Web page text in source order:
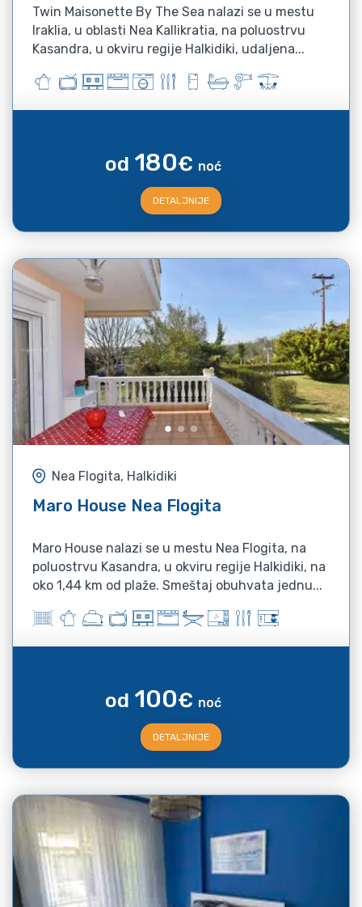
Twin Maisonette By The Sea nalazi se u mestu
Iraklia, u oblasti Nea Kallikratia, na poluostrvu
Kasandra, u okviru regije Halkidiki, udaljena...
od 180€ noć
DETALJNIJE
Nea Flogita, Halkidiki
Maro House Nea Flogita
Maro House nalazi se u mestu Nea Flogita, na
poluostrvu Kasandra, u okviru regije Halkidiki, na
oko 1,44 km od plaže. Smeštaj obuhvata jednu...
od 100€ noć
DETALJNIJE